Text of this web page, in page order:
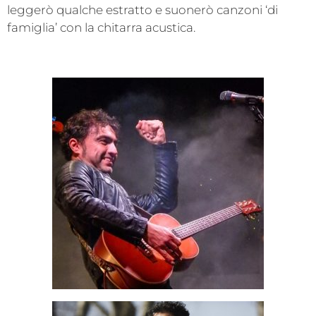
leggerò qualche estratto e suonerò canzoni ‘di
famiglia’ con la chitarra acustica.